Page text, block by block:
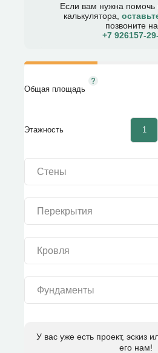
Если вам нужна помочь
калькулятора,
позвоните
+7 926157-
Общая площадь
Этажность 1
Стены
Перекрытия
Кровля
Фундаменты
У вас уже есть проект, эскиз
его нам!